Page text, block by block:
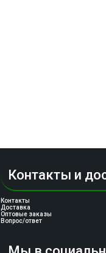
Контакты и
Контакты
Доставка
Оптовые заказы
Вопрос/ответ